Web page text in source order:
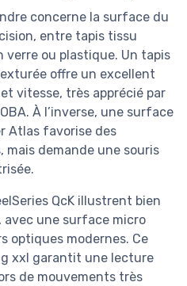
concerne la surface du
entre tapis tissu
verre ou plastique. Un tapis
offre un excellent
vitesse, très apprécié par
À l’inverse, une surface
Atlas favorise des
mais demande une souris
QcK illustrent bien
avec une surface micro
optiques modernes. Ce
xxl garantit une lecture
de mouvements très